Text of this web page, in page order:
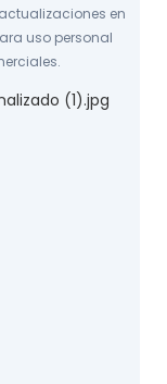
en
uso personal